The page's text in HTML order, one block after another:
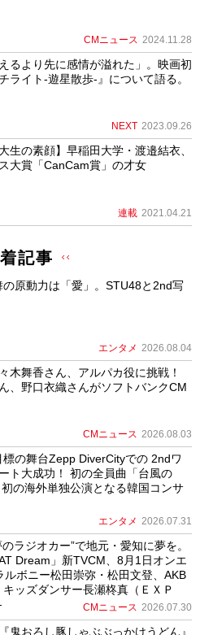
CMニュース 2024.11.28
るより先に感情が溢れた」。映画初
ライト-遊星散歩-』について語る。
NEXT 2023.09.26
生の素顔】早稲田大学・渡邉結衣、
大賞「CanCam賞」の才女
連載 2021.04.21
記事
原動力は「愛」。STU48と2nd写
エンタメ 2026.08.04
木舞香さん、アルパカ役に挑戦！
、野口衣織さんがソフトバンクCM
CMニュース 2026.08.03
の舞台Zepp DiverCityでの 2ndワ
ト大成功！ 初の全員曲「台風の
の海外単独公演となる韓国コンサ
エンタメ 2026.07.31
ラジオカー”で地元・愛知に夢を。
Dream」新TVCM、8月1日オンエ
ボニー松田崇弥・松田文登、AKB
ッズダンサー長瀬柊真（ＥＸＰ
CMニュース 2026.07.30
鬼おろし豚しゃぶぶっかけうどん』